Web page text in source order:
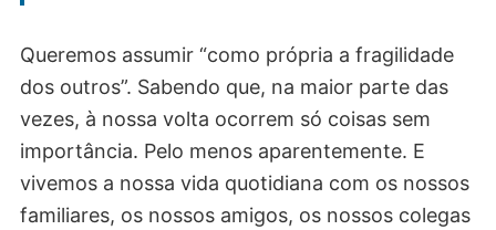
Queremos assumir “como própria a fragilidade
dos outros”. Sabendo que, na maior parte das
vezes, à nossa volta ocorrem só coisas sem
importância. Pelo menos aparentemente. E
vivemos a nossa vida quotidiana com os nossos
familiares, os nossos amigos, os nossos colegas